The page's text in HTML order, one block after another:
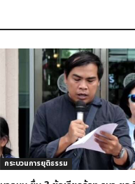
กระบวนการยุติธรรม